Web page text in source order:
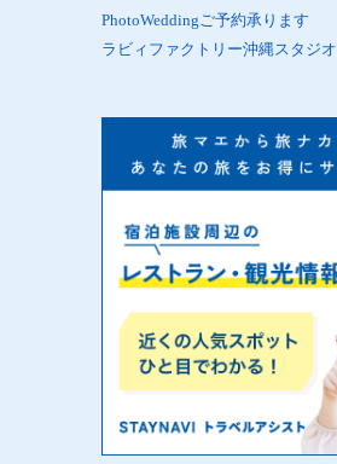
PhotoWeddingご予約承ります
ラビィファクトリー沖縄スタジオ